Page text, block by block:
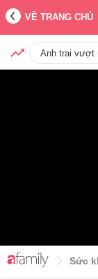
VỀ TRANG CHỦ
Anh trai vượt
Sức